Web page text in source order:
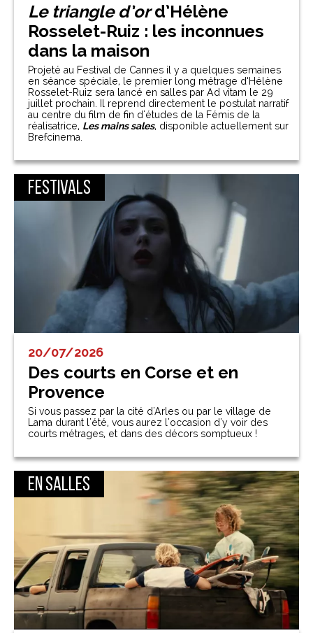
Le triangle d’ord’Hélène
Rosselet-Ruiz : les inconnues
dans la maison
Projeté au Festival de Cannes il y a quelques semaines
en séance spéciale, le premier long métrage d’Hélène
Rosselet-Ruiz sera lancé en salles par Ad vitam le 29
juillet prochain. Il reprend directement le postulat narratif
au centre du film de fin d'études de la Fémis de la
réalisatrice, Les mains sales, disponible actuellement sur
Brefcinema.
Festivals
20/07/2026
Des courts en Corse et en
Provence
Si vous passez par la cité d'Arles ou par le village de
Lama durant l'été, vous aurez l'occasion d'y voir des
courts métrages, et dans des décors somptueux !
En salles